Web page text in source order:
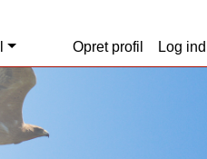
Opret profil Log ind